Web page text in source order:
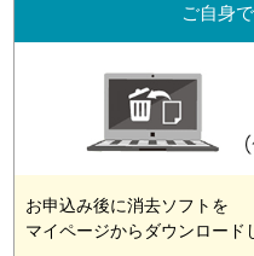
ご自身
お申込み後に消去ソフトを
マイページからダウンロード